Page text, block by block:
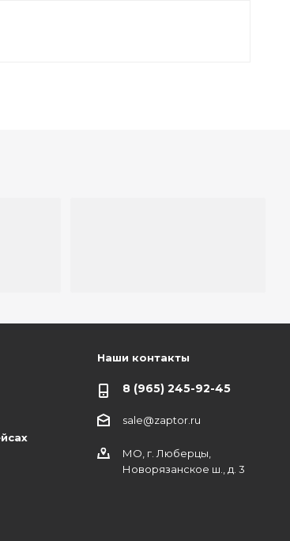
Наши контакты
8 (965) 245-92-45
sale@zaptor.ru
МО, г. Люберцы,
Новорязанское ш., д. 3